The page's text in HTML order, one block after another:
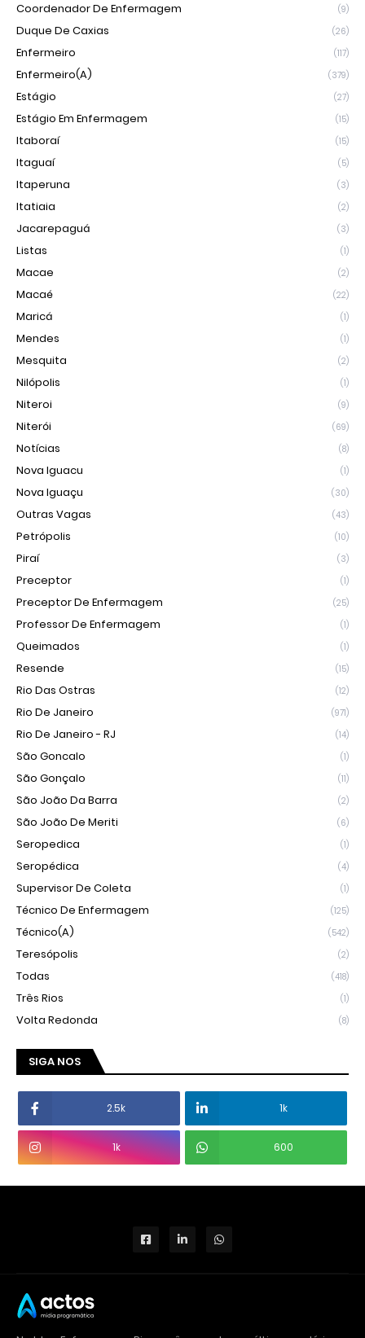
Coordenador De Enfermagem (9)
Duque De Caxias (26)
Enfermeiro (117)
Enfermeiro(a) (379)
Estágio (27)
Estágio Em Enfermagem (15)
Itaboraí (15)
Itaguaí (5)
Itaperuna (3)
Itatiaia (2)
Jacarepaguá (3)
Listas (1)
Macae (2)
Macaé (22)
Maricá (1)
Mendes (1)
Mesquita (2)
Nilópolis (1)
Niteroi (9)
Niterói (69)
Notícias (8)
Nova Iguacu (1)
Nova Iguaçu (30)
Outras Vagas (43)
Petrópolis (10)
Piraí (3)
Preceptor (1)
Preceptor De Enfermagem (25)
Professor De Enfermagem (1)
Queimados (1)
Resende (15)
Rio Das Ostras (12)
Rio De Janeiro (971)
Rio De Janeiro - RJ (14)
São Goncalo (1)
São Gonçalo (11)
São João Da Barra (2)
São João De Meriti (6)
Seropedica (1)
Seropédica (4)
Supervisor De Coleta (1)
Técnico De Enfermagem (125)
Técnico(a) (542)
Teresópolis (2)
Todas (418)
Três Rios (1)
Volta Redonda (8)
SIGA NOS
2.5k 1k
1k 600